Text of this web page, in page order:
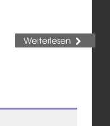
Weiterlesen